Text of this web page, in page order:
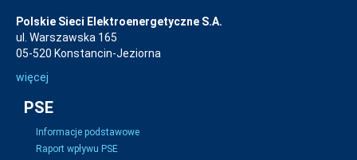
Polskie Sieci Elektroenergetyczne S.A.
ul. Warszawska 165
05-520 Konstancin-Jeziorna
więcej
PSE
Informacje podstawowe
Raport wpływu PSE